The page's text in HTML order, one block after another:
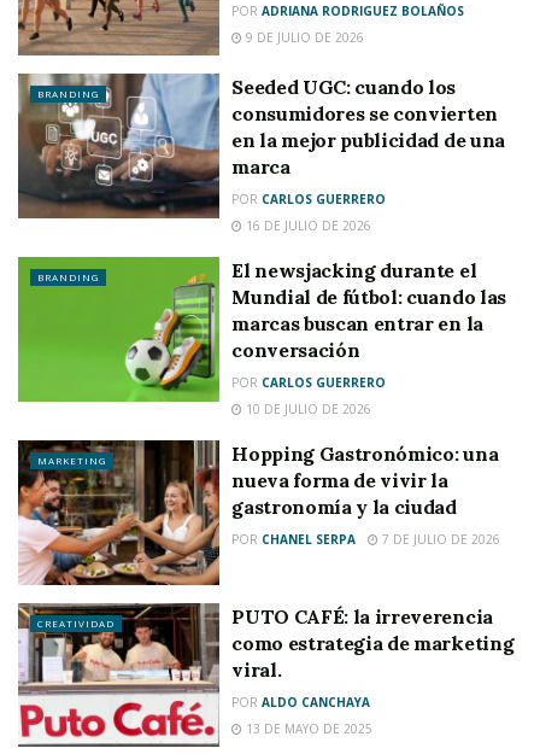
POR ADRIANA RODRIGUEZ BOLAÑOS
9 DE JULIO DE 2026
BRANDING
Seeded UGC: cuando los
consumidores se convierten
en la mejor publicidad de una
marca
POR CARLOS GUERRERO
16 DE JULIO DE 2026
BRANDING
El newsjacking durante el
Mundial de fútbol: cuando las
marcas buscan entrar en la
conversación
POR CARLOS GUERRERO
10 DE JULIO DE 2026
MARKETING
Hopping Gastronómico: una
nueva forma de vivir la
gastronomía y la ciudad
POR CHANEL SERPA 7 DE JULIO DE 2026
CREATIVIDAD
PUTO CAFÉ: la irreverencia
como estrategia de marketing
viral.
POR ALDO CANCHAYA
13 DE MAYO DE 2025